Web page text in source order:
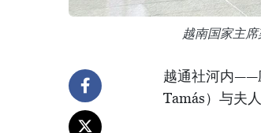
越南国家主
越通社河内——
Tamás）与夫